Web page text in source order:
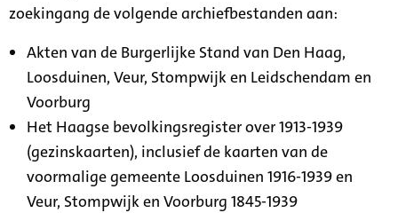
zoekingang de volgende archiefbestanden aan:
Akten van de Burgerlijke Stand van Den Haag,
Loosduinen, Veur, Stompwijk en Leidschendam en
Voorburg
Het Haagse bevolkingsregister over 1913-1939
(gezinskaarten), inclusief de kaarten van de
voormalige gemeente Loosduinen 1916-1939 en
Veur, Stompwijk en Voorburg 1845-1939